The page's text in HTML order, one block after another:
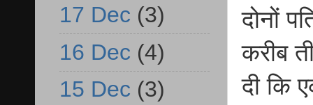
दोनों
करीब
दी कि
17 Dec (3)
16 Dec (4)
15 Dec (3)